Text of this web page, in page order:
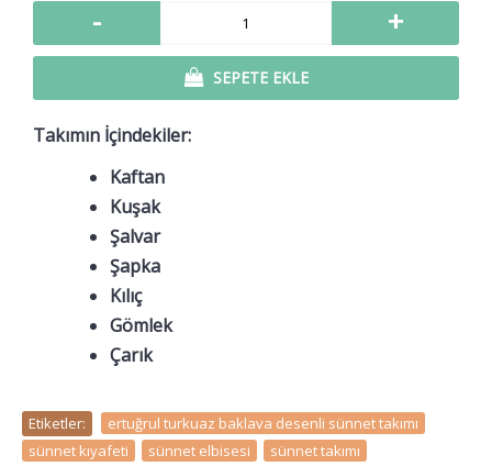
- +
SEPETE EKLE
Takımın İçindekiler:
Kaftan
Kuşak
Şalvar
Şapka
Kılıç
Gömlek
Çarık
Etiketler: ertuğrul turkuaz baklava desenli sünnet takımı
sünnet kıyafeti
sünnet elbisesi sünnet takımı